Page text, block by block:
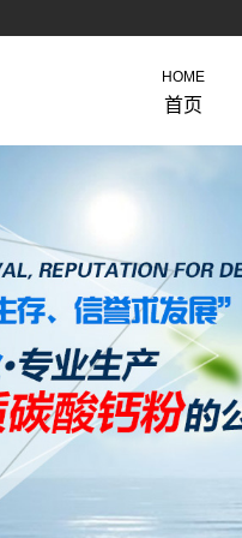
HOME
首页